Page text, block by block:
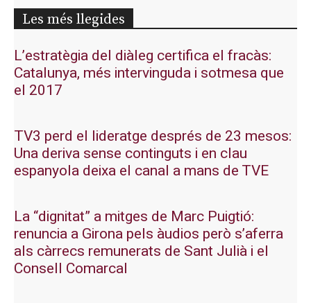
Les més llegides
L’estratègia del diàleg certifica el fracàs:
Catalunya, més intervinguda i sotmesa que
el 2017
TV3 perd el lideratge després de 23 mesos:
Una deriva sense continguts i en clau
espanyola deixa el canal a mans de TVE
La “dignitat” a mitges de Marc Puigtió:
renuncia a Girona pels àudios però s’aferra
als càrrecs remunerats de Sant Julià i el
Consell Comarcal